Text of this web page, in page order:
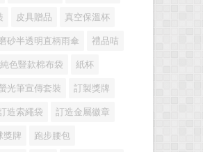
皮具贈品 真空保溫杯
砂半透明直柄雨傘 禮品咭
純色豎款棉布袋 紙杯
光筆宣傳套裝 訂製獎牌
造索繩袋 訂造金屬徽章
獎牌 跑步腰包